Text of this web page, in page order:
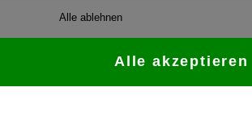
Alle ablehnen
Alle akzeptieren